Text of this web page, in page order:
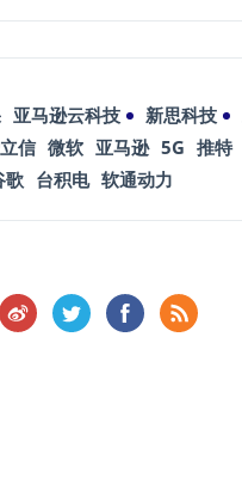
亚马逊云科技 新思科技
信 微软 亚马逊 5G 推特
歌 台积电 软通动力